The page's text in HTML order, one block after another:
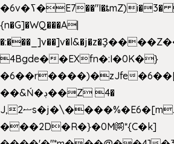
�6v�ߖ�E7��"I�ȶmZ)i�3� ���:���,
{n�G]�WQ���A|
4Bgde��EXfn�:I�0K�}
�6��r����)�zJfe
��&Ń�ڊ��Z 4�
J,ޟ2s�j�\����%�E6�[m.`[ �hm��
���2D�R�}�0M㉀*{C�k]